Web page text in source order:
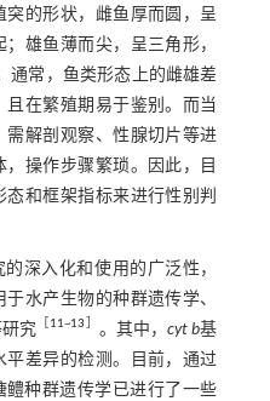
的形状，雌鱼厚而圆，呈
雄鱼薄而尖，呈三角形，
通常，鱼类形态上的雌雄差
在繁殖期易于鉴别。而当
需解剖观察、性腺切片等进
操作步骤繁琐。因此，目
和框架指标来进行性别判
深入化和使用的广泛性，
水产生物的种群遗传学、
究 ［11~13］ 。其中，cyt b基
平差异的检测。目前，通过
种群遗传学已进行了一些